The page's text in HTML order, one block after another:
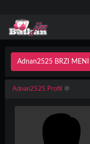
Adnan2525 BRZI MENI
Adnan2525 Profil